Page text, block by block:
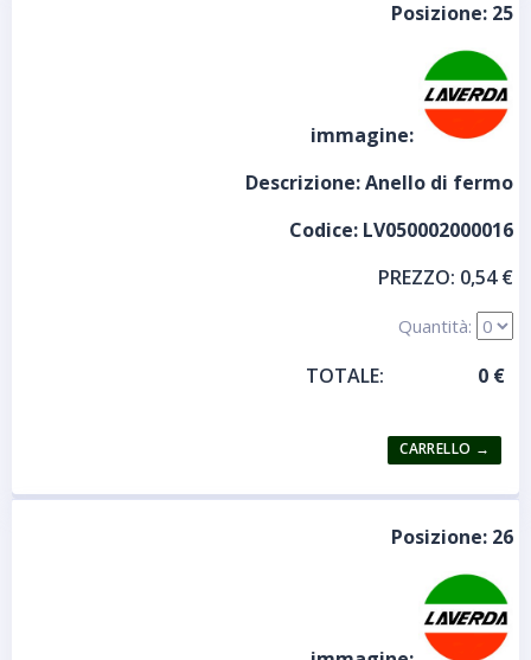
Posizione: 25
immagine:
Descrizione:Anello di fermo
Codice: LV050002000016
PREZZO: 0,54 €
Quantità:
TOTALE:
Posizione: 26